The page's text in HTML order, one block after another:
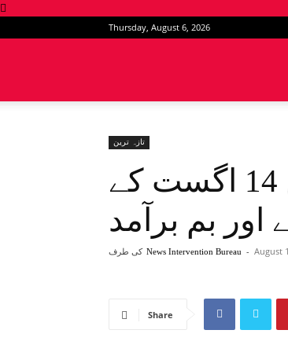
Thursday, August 6, 2026
تازہ ترین
گوادر: جیونی اور پسنی میں 14 اگست کے
اور بم برآمد
کی طرف News Intervention Bureau - August
Share